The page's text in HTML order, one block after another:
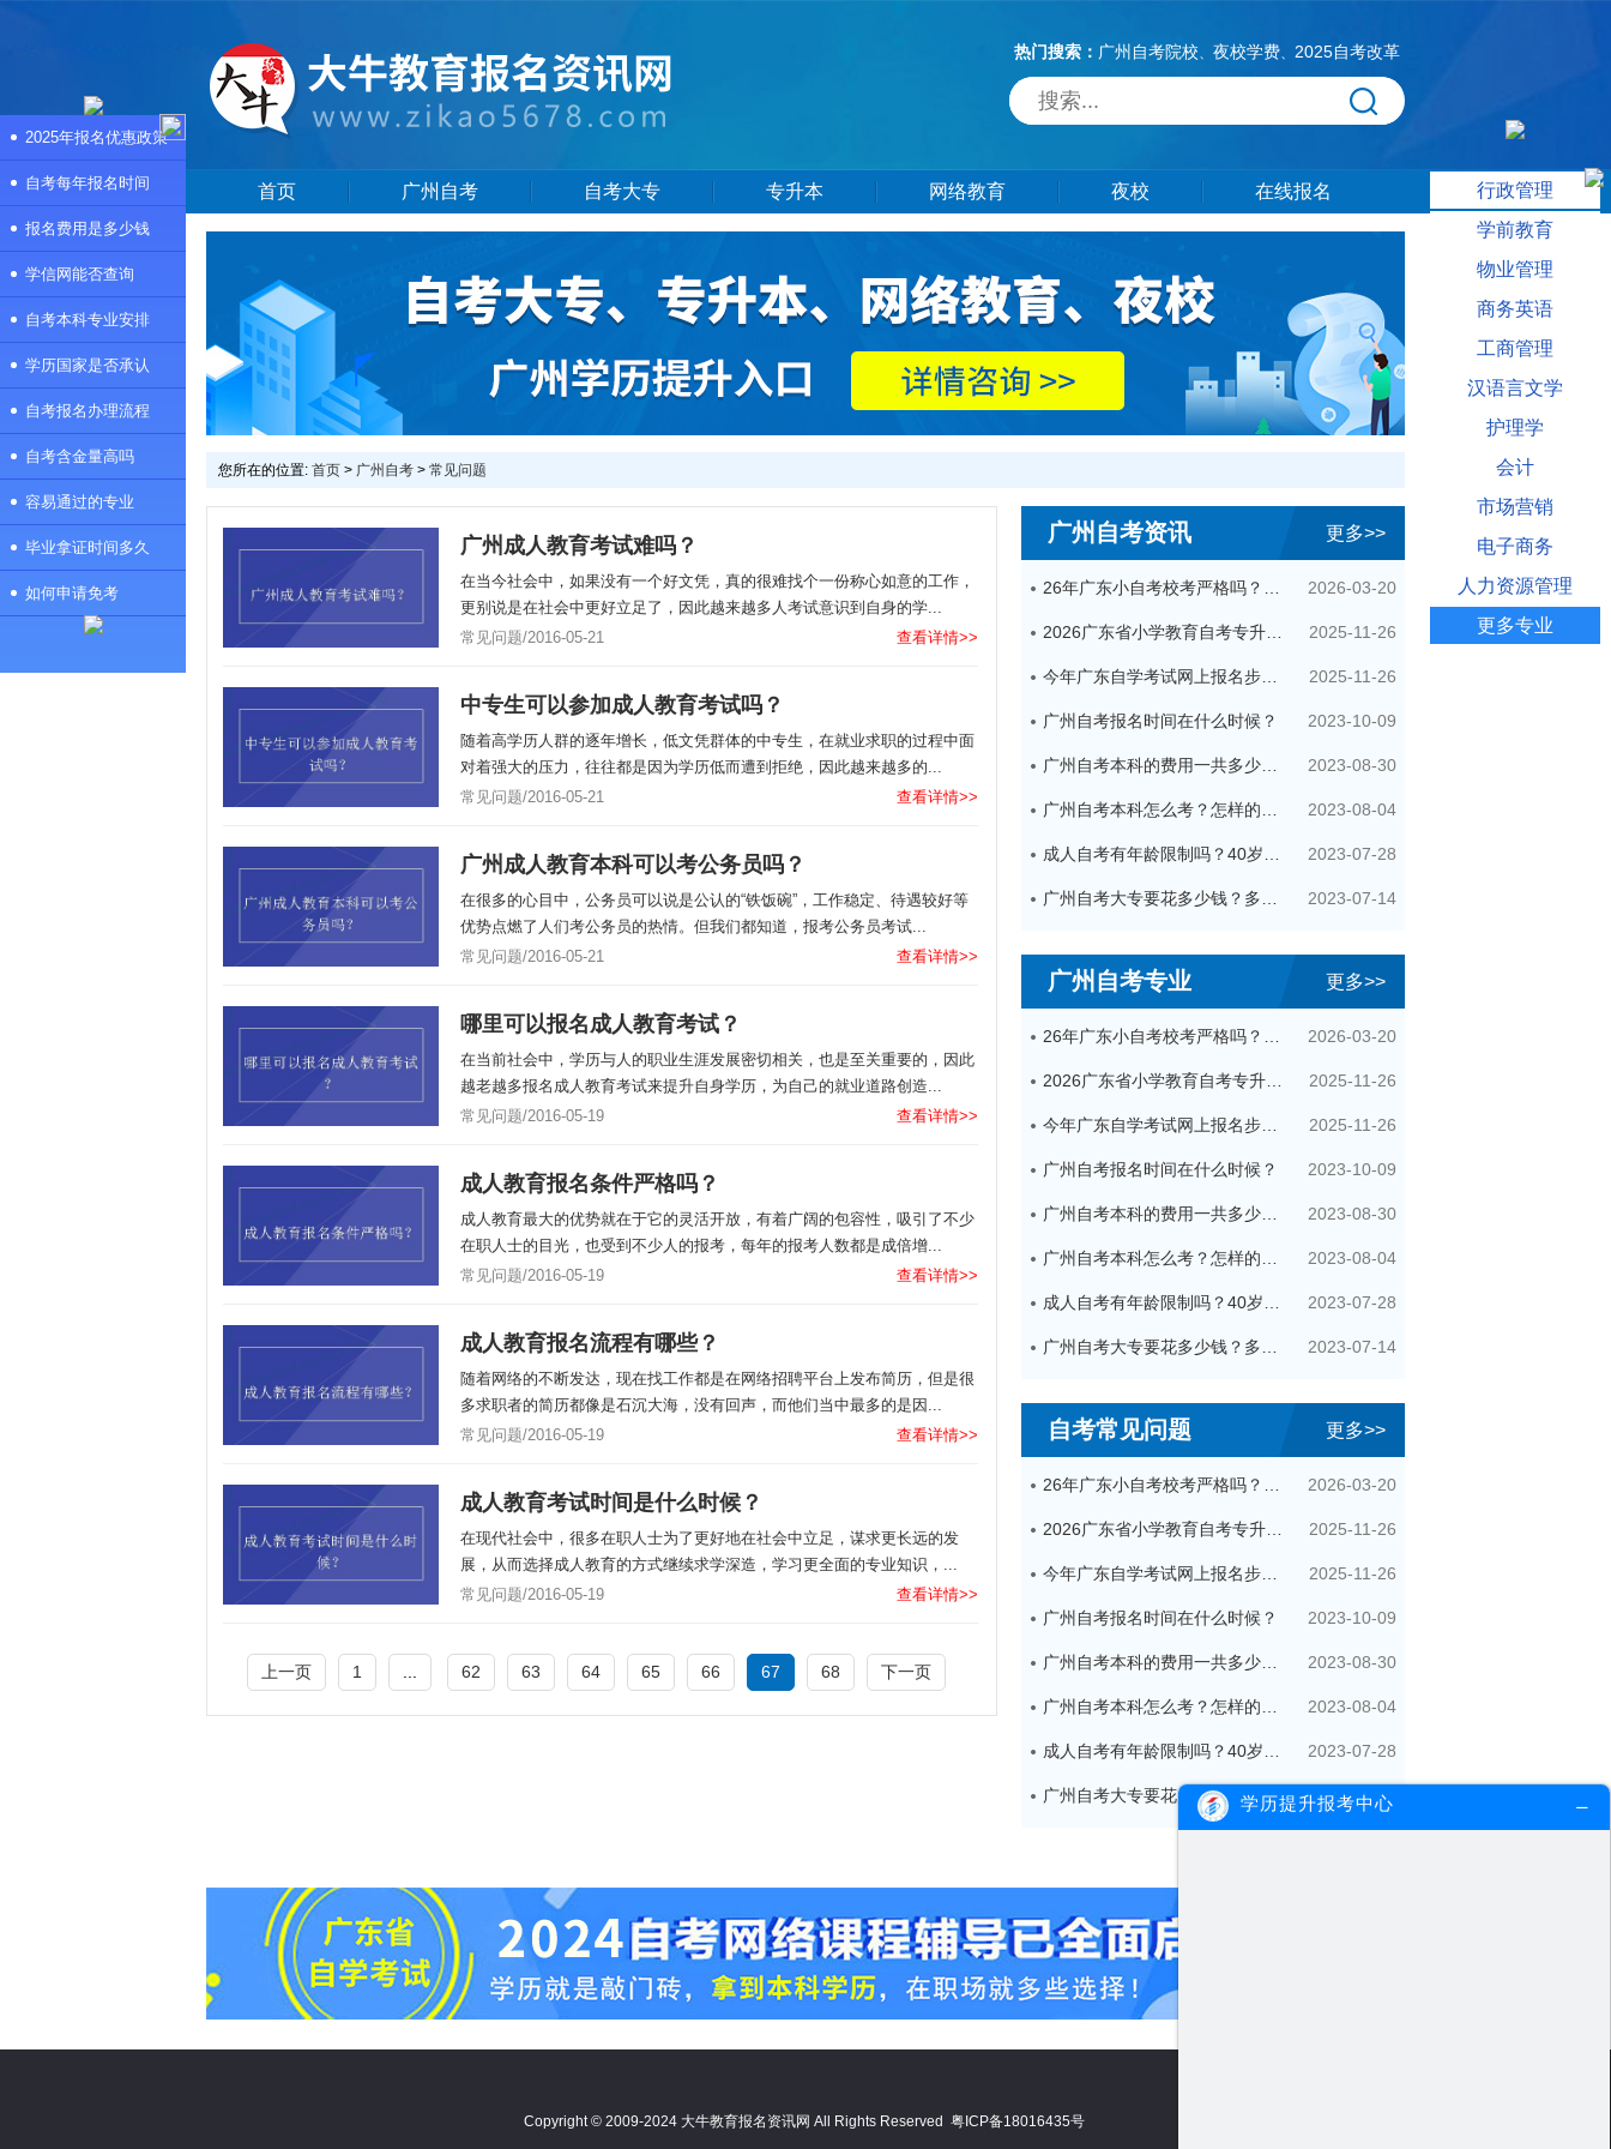
热门搜索： 广州自考院校、 夜校学费、 2025自考改革
首页 广州自考 自考大专 专升本 网络教育 夜校 在线报名
您所在的位置: 首页 > 广州自考 > 常见问题
广州自考资讯 更多>>
26年广东小自考校考严格吗？很简单吗？ 2026-03-20
2026广东省小学教育自考专升本考试科目（+指引） 2025-11-26
今年广东自学考试网上报名步骤（全） 2025-11-26
广州自考报名时间在什么时候？ 2023-10-09
广州自考本科的费用一共多少钱？ 2023-08-30
广州自考本科怎么考？怎样的流程？ 2023-08-04
成人自考有年龄限制吗？40岁了还可以参加吗？ 2023-07-28
广州自考大专要花多少钱？多久拿证？ 2023-07-14
广州自考专业 更多>>
26年广东小自考校考严格吗？很简单吗？ 2026-03-20
2026广东省小学教育自考专升本考试科目（+指引） 2025-11-26
今年广东自学考试网上报名步骤（全） 2025-11-26
广州自考报名时间在什么时候？ 2023-10-09
广州自考本科的费用一共多少钱？ 2023-08-30
广州自考本科怎么考？怎样的流程？ 2023-08-04
成人自考有年龄限制吗？40岁了还可以参加吗？ 2023-07-28
广州自考大专要花多少钱？多久拿证？ 2023-07-14
自考常见问题 更多>>
26年广东小自考校考严格吗？很简单吗？ 2026-03-20
2026广东省小学教育自考专升本考试科目（+指引） 2025-11-26
今年广东自学考试网上报名步骤（全） 2025-11-26
广州自考报名时间在什么时候？ 2023-10-09
广州自考本科的费用一共多少钱？ 2023-08-30
广州自考本科怎么考？怎样的流程？ 2023-08-04
成人自考有年龄限制吗？40岁了还可以参加吗？ 2023-07-28
广州自考大专要花多少钱？多久拿证？ 2023-07-14
广州成人教育考试难吗？
在当今社会中，如果没有一个好文凭，真的很难找个一份称心如意的工作，
更别说是在社会中更好立足了，因此越来越多人考试意识到自身的学...
常见问题/2016-05-21
查看详情>>
中专生可以参加成人教育考试吗？
随着高学历人群的逐年增长，低文凭群体的中专生，在就业求职的过程中面
对着强大的压力，往往都是因为学历低而遭到拒绝，因此越来越多的...
常见问题/2016-05-21
查看详情>>
广州成人教育本科可以考公务员吗？
在很多的心目中，公务员可以说是公认的“铁饭碗”，工作稳定、待遇较好等
优势点燃了人们考公务员的热情。但我们都知道，报考公务员考试...
常见问题/2016-05-21
查看详情>>
哪里可以报名成人教育考试？
在当前社会中，学历与人的职业生涯发展密切相关，也是至关重要的，因此
越老越多报名成人教育考试来提升自身学历，为自己的就业道路创造...
常见问题/2016-05-19
查看详情>>
成人教育报名条件严格吗？
成人教育最大的优势就在于它的灵活开放，有着广阔的包容性，吸引了不少
在职人士的目光，也受到不少人的报考，每年的报考人数都是成倍增...
常见问题/2016-05-19
查看详情>>
成人教育报名流程有哪些？
随着网络的不断发达，现在找工作都是在网络招聘平台上发布简历，但是很
多求职者的简历都像是石沉大海，没有回声，而他们当中最多的是因...
常见问题/2016-05-19
查看详情>>
成人教育考试时间是什么时候？
在现代社会中，很多在职人士为了更好地在社会中立足，谋求更长远的发
展，从而选择成人教育的方式继续求学深造，学习更全面的专业知识，...
常见问题/2016-05-19
查看详情>>
上一页 1 62 63 64 65 66 67 68 下一页
Copyright © 2009-2024 大牛教育报名资讯网 All Rights Reserved 粤ICP备18016435号
2025年报名优惠政策
自考每年报名时间
报名费用是多少钱
学信网能否查询
自考本科专业安排
学历国家是否承认
自考报名办理流程
自考含金量高吗
容易通过的专业
毕业拿证时间多久
如何申请免考
行政管理
学前教育
物业管理
商务英语
工商管理
汉语言文学
护理学
会计
市场营销
电子商务
人力资源管理
更多专业
学历提升报考中心